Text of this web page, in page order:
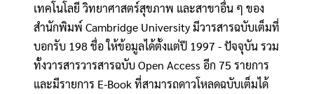
เทคโนโลยี วิทยาศาสตร์สุขภาพ และสาขาอื่น ๆ ของ
สำนักพิมพ์ Cambridge University มีวารสารฉบับเต็มที่
บอกรับ 198 ชื่อ ให้ข้อมูลได้ตั้งแต่ปี 1997 - ปัจจุบัน รวม
ทั้งวารสารวารสารฉบับ Open Access อีก 75 รายการ
และมีรายการ E-Book ที่สามารถดาวโหลดฉบับเต็มได้